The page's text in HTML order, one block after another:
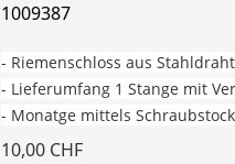
1009387
- Riemenschloss aus Stahldraht
- Lieferumfang 1 Stange mit
- Monatge mittels
10,00 CHF